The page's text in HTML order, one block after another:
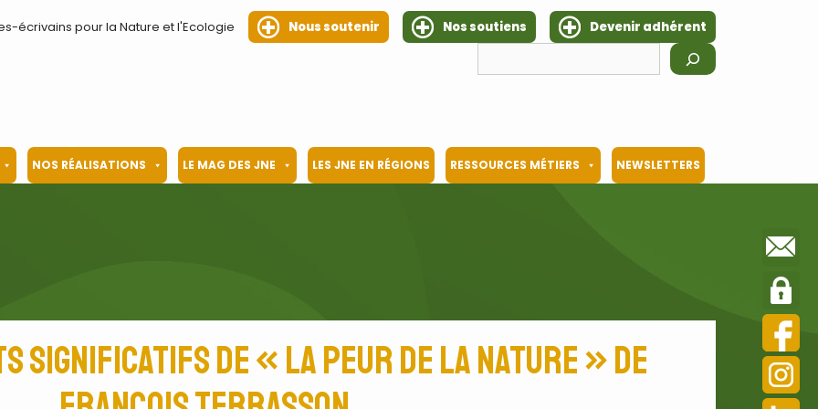
écrivains pour la Nature et l'Ecologie Nous soutenir Nos soutiens
Devenir adhérent
NOS RÉALISATIONS LE MAG DES JNE LES JNE EN RÉGIONS RESSOURCES MÉTIERS NEWSLETTERS
significatifs de « La peur de la nature » de